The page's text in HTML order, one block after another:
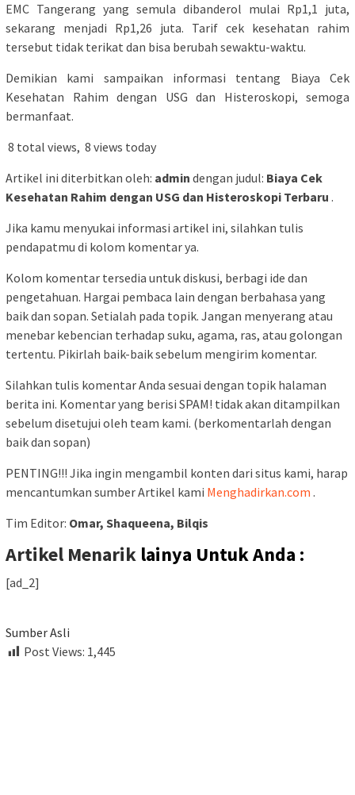
EMC Tangerang yang semula dibanderol mulai Rp1,1 juta,
sekarang menjadi Rp1,26 juta. Tarif cek kesehatan rahim
tersebut tidak terikat dan bisa berubah sewaktu-waktu.
Demikian kami sampaikan informasi tentang Biaya Cek
Kesehatan Rahim dengan USG dan Histeroskopi, semoga
bermanfaat.
8 total views, 8 views today
Artikel ini diterbitkan oleh: admin dengan judul: Biaya Cek
Kesehatan Rahim dengan USG dan Histeroskopi Terbaru .
Jika kamu menyukai informasi artikel ini, silahkan tulis
pendapatmu di kolom komentar ya.
Kolom komentar tersedia untuk diskusi, berbagi ide dan
pengetahuan. Hargai pembaca lain dengan berbahasa yang
baik dan sopan. Setialah pada topik. Jangan menyerang atau
menebar kebencian terhadap suku, agama, ras, atau golongan
tertentu. Pikirlah baik-baik sebelum mengirim komentar.
Silahkan tulis komentar Anda sesuai dengan topik halaman
berita ini. Komentar yang berisi SPAM! tidak akan ditampilkan
sebelum disetujui oleh team kami. (berkomentarlah dengan
baik dan sopan)
PENTING!!! Jika ingin mengambil konten dari situs kami, harap
mencantumkan sumber Artikel kami Menghadirkan.com .
Tim Editor: Omar, Shaqueena, Bilqis
Artikel Menarik lainya Untuk Anda :
[ad_2]
Sumber Asli
Post Views: 1,445